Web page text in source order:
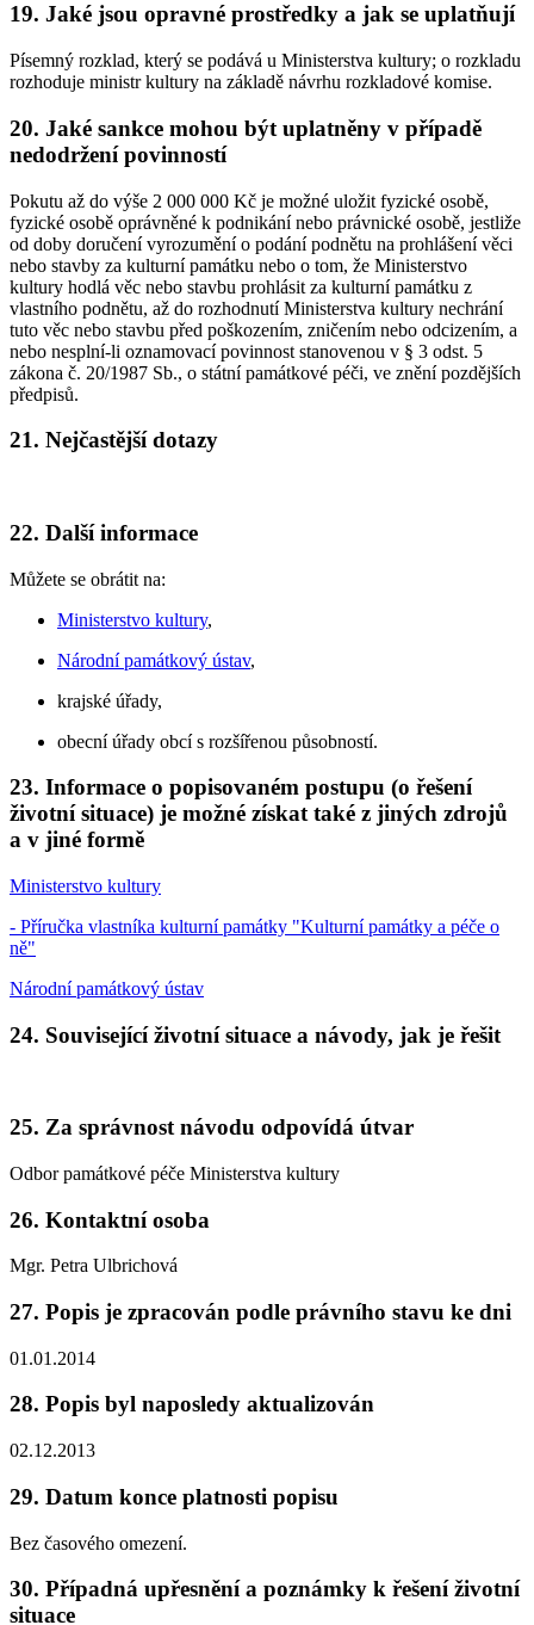
19. Jaké jsou opravné prostředky a jak se uplatňují
Písemný rozklad, který se podává u Ministerstva kultury; o rozkladu
rozhoduje ministr kultury na základě návrhu rozkladové komise.
20. Jaké sankce mohou být uplatněny v případě
nedodržení povinností
Pokutu až do výše 2 000 000 Kč je možné uložit fyzické osobě,
fyzické osobě oprávněné k podnikání nebo právnické osobě, jestliže
od doby doručení vyrozumění o podání podnětu na prohlášení věci
nebo stavby za kulturní památku nebo o tom, že Ministerstvo
kultury hodlá věc nebo stavbu prohlásit za kulturní památku z
vlastního podnětu, až do rozhodnutí Ministerstva kultury nechrání
tuto věc nebo stavbu před poškozením, zničením nebo odcizením, a
nebo nesplní-li oznamovací povinnost stanovenou v § 3 odst. 5
zákona č. 20/1987 Sb., o státní památkové péči, ve znění pozdějších
předpisů.
21. Nejčastější dotazy
22. Další informace
Můžete se obrátit na:
Ministerstvo kultury,
Národní památkový ústav,
krajské úřady,
obecní úřady obcí s rozšířenou působností.
23. Informace o popisovaném postupu (o řešení
životní situace) je možné získat také z jiných zdrojů
a v jiné formě
Ministerstvo kultury
- Příručka vlastníka kulturní památky "Kulturní památky a péče o
ně"
Národní památkový ústav
24. Související životní situace a návody, jak je řešit
25. Za správnost návodu odpovídá útvar
Odbor památkové péče Ministerstva kultury
26. Kontaktní osoba
Mgr. Petra Ulbrichová
27. Popis je zpracován podle právního stavu ke dni
01.01.2014
28. Popis byl naposledy aktualizován
02.12.2013
29. Datum konce platnosti popisu
Bez časového omezení.
30. Případná upřesnění a poznámky k řešení životní
situace